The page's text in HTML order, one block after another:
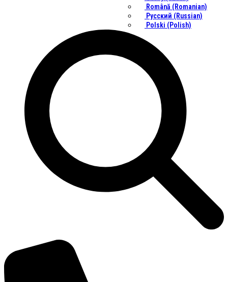
Română (Romanian)
Русский (Russian)
Polski (Polish)